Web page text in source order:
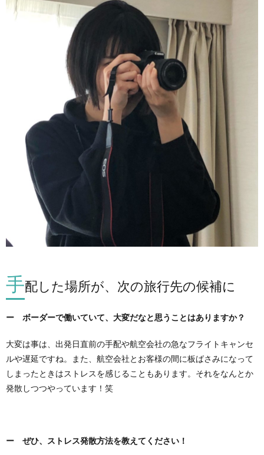
手配した場所が、次の旅行先の候補に
ー ボーダーで働いていて、大変だなと思うことはありますか？
大変は事は、出発日直前の手配や航空会社の急なフライトキャンセ
ルや遅延ですね。また、航空会社とお客様の間に板ばさみになって
しまったときはストレスを感じることもあります。それをなんとか
発散しつつやっています！笑
ー ぜひ、ストレス発散方法を教えてください！